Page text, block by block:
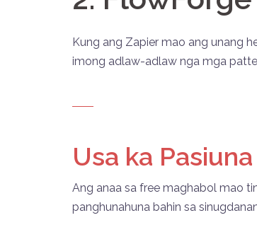
Kung ang Zapier mao ang unang
imong adlaw-adlaw nga mga
Usa ka
Ang anaa sa free maghabol mao
panghunahuna bahin sa